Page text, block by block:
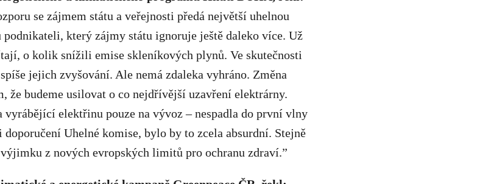
se zájmem státu a veřejnosti předá největší uhelnou
který zájmy státu ignoruje ještě daleko více. Už
o kolik snížili emise skleníkových plynů. Ve skutečnosti
jejich zvyšování. Ale nemá zdaleka vyhráno. Změna
že budeme usilovat o co nejdřívější uzavření elektrárny.
vyrábějící elektřinu pouze na vývoz – nespadla do první vlny
Uhelné komise, bylo by to zcela absurdní. Stejně
z nových evropských limitů pro ochranu zdraví.”